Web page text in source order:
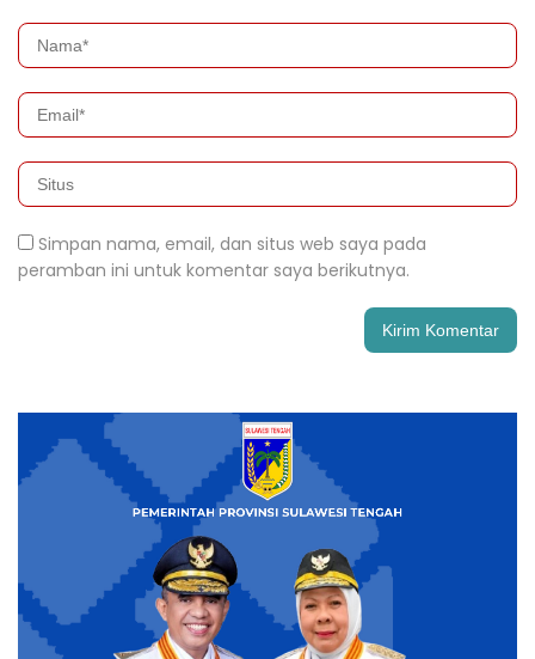
Simpan nama, email, dan situs web saya pada
peramban ini untuk komentar saya berikutnya.